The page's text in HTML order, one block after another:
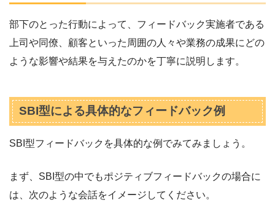
部下のとった行動によって、フィードバック実施者である
上司や同僚、顧客といった周囲の人々や業務の成果にどの
ような影響や結果を与えたのかを丁寧に説明します。
SBI型による具体的なフィードバック例
SBI型フィードバックを具体的な例でみてみましょう。
まず、SBI型の中でもポジティブフィードバックの場合に
は、次のような会話をイメージしてください。